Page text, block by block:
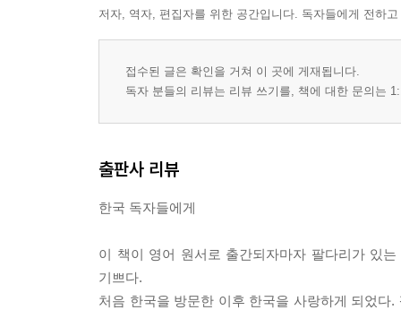
저자, 역자, 편집자를 위한 공간입니다. 독자들에게 전하
접수된 글은 확인을 거쳐 이 곳에 게재됩니다.
독자 분들의 리뷰는 리뷰 쓰기를, 책에 대한 문의는
출판사 리뷰
한국 독자들에게
이 책이 영어 원서로 출간되자마자 팔다리가 있
기쁘다.
처음 한국을 방문한 이후 한국을 사랑하게 되었다